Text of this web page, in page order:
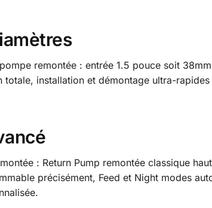
remontée : entrée 1.5 pouce soit
installation et démontage ultra-
: Return Pump remontée classique
précisément, Feed et Night modes